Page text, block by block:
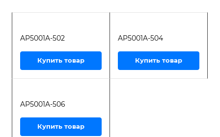
AP5001A-502
Купить товар
AP5001A-504
Купить товар
AP5001A-506
Купить товар